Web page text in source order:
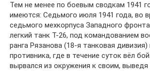
Тем не менее по боевым сводкам 1941
имеются: Седьмого июля 1941 года, во
седьмого мехкорпуса Западного
легкий танк Т-26, под командованием
ранга Рязанова (18-я танковая
противника, где в течение суток вёл
вырвался из окружения к своим,